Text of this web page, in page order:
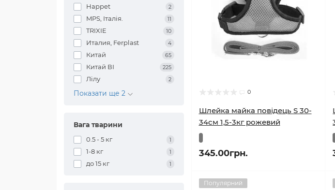
Happet 2
MPS, Італія. 11
TRIXIE 10
Италия, Ferplast 4
Китай 65
Китай ВІ 225
Лілу 2
Показати ще 2
Вага тварини
0.5 - 5 кг 1
1-8 кг 1
до 15 кг 1
0
Шлейка майка повідець S 30-
34см 1,5-3кг рожевий
345.00грн.
Популярний